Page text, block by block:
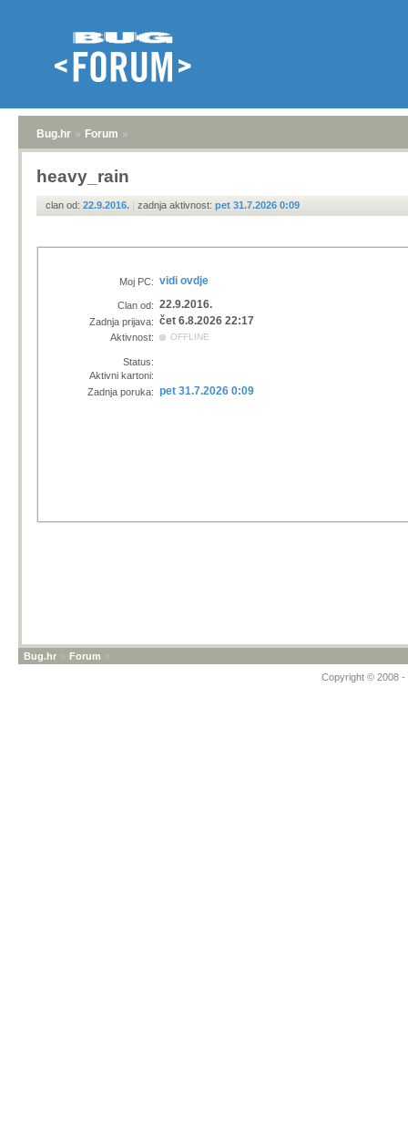
Bug.hr » Forum »
heavy_rain
clan od: 22.9.2016. | zadnja aktivnost: pet 31.7.2026 0:09
Moj PC: vidi ovdje
Clan od: 22.9.2016.
Zadnja prijava: čet 6.8.2026 22:17
Aktivnost: OFFLINE
Status:
Aktivni kartoni:
Zadnja poruka: pet 31.7.2026 0:09
Bug.hr » Forum »
Copyright © 2008 -